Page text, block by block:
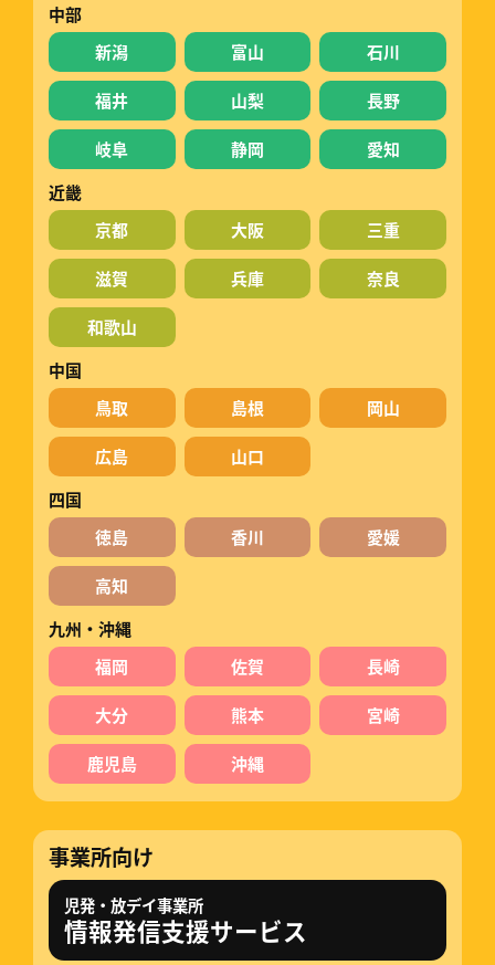
中部
新潟
富山 石川
福井 山梨 長野
岐阜 静岡
愛知
近畿
京都
大阪 三重
滋賀 兵庫 奈良
和歌山
中国
鳥取
島根 岡山
広島
山口
四国
徳島
香川 愛媛
高知
九州・沖縄
福岡
佐賀 長崎
大分 熊本 宮崎
鹿児島 沖縄
事業所向け
児発・放デイ事業所
情報発信支援サービス